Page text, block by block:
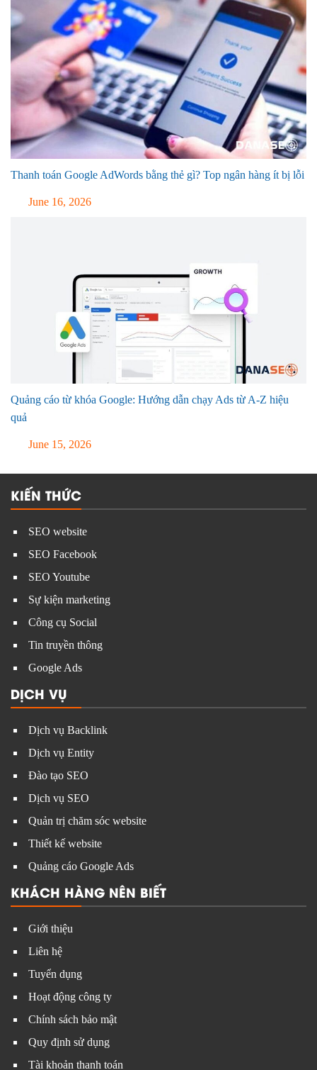
Thanh toán Google AdWords bằng thẻ gì? Top ngân hàng ít bị lỗi
June 16, 2026
Quảng cáo từ khóa Google: Hướng dẫn chạy Ads từ A-Z hiệu
quả
June 15, 2026
KIẾN THỨC
SEO website
SEO Facebook
SEO Youtube
Sự kiện marketing
Công cụ Social
Tin truyền thông
Google Ads
DỊCH VỤ
Dịch vụ Backlink
Dịch vụ Entity
Đào tạo SEO
Dịch vụ SEO
Quản trị chăm sóc website
Thiết kế website
Quảng cáo Google Ads
KHÁCH HÀNG NÊN BIẾT
Giới thiệu
Liên hệ
Tuyển dụng
Hoạt động công ty
Chính sách bảo mật
Quy định sử dụng
Tài khoản thanh toán